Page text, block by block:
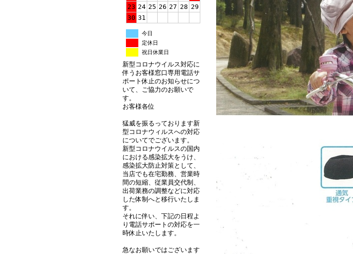
23 24 25 26 27 28 29
30 31
今日
定休日
祝日休業日
新型コロナウイルス対応に
伴うお客様窓口専用電話サ
ポート休止のお知らせにつ
いて、ご協力のお願いで
す。
お客様各位
猛威を振るっております新
型コロナウィルスへの対応
についてでございます。
新型コロナウイルスの国内
における感染拡大をうけ、
感染拡大防止対策として、
当店でも在宅勤務、営業時
間の短縮、従業員交代制、
出荷業務の調整などに対応
した体制へと移行いたしま
す。
それに伴い、下記の日程よ
り電話サポートの対応を一
時休止いたします。
急なお願いではございます